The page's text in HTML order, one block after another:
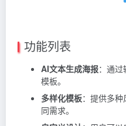
功能列表
AI文本生成海报：通
模板。
多样化模板：提供多
同需求。